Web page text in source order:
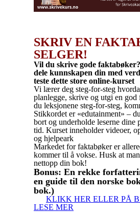
SKRIV EN
SELGER!
Vil du skrive gode
dele kunnskapen din med
teste dette store online-kurset
Vi lærer deg steg-for-steg
planlegge, skrive og utgi en
du leksjonene steg-for-steg,
Stikkordet er «edutainment» –
bort og underholde leserne dine
tid. Kurset inneholder videoer,
og hjelpeark
Markedet for faktabøker er
kommer til å vokse. Husk at
nettopp din bok!
Bonus: En rekke
en guide til den norske
bok.)
KLIKK HER ELLER PÅ
LESE MER